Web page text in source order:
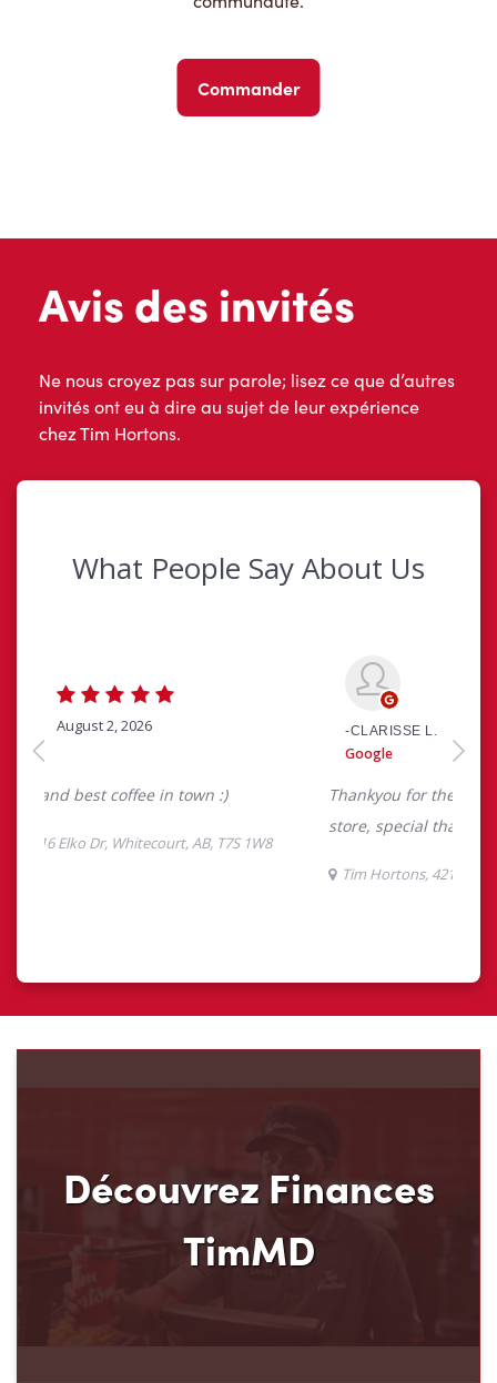
Commander
Avis des invités
Ne nous croyez pas sur parole; lisez ce que d’autres
invités ont eu à dire au sujet de leur expérience
chez Tim Hortons.
Découvrez Finances
TimMD